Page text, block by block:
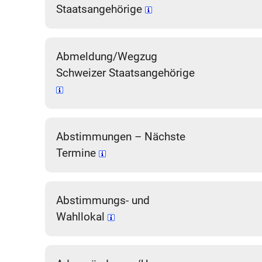
Staatsangehörige
Abmeldung/Wegzug
Schweizer Staatsangehörige
Abstimmungen – Nächste
Termine
Abstimmungs- und
Wahllokal